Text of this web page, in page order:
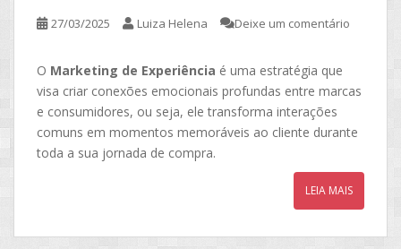
27/03/2025 Luiza Helena Deixe um comentário
O Marketing de Experiência é uma estratégia que
visa criar conexões emocionais profundas entre marcas
e consumidores, ou seja, ele transforma interações
comuns em momentos memoráveis ao cliente durante
toda a sua jornada de compra.
LEIA MAIS